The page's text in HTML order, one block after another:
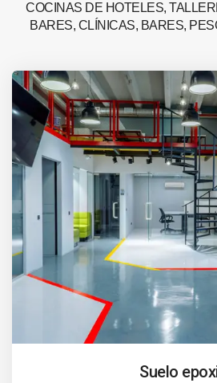
COCINAS DE HOTELES,
BARES, CLÍNICAS, BARES,
Suelo